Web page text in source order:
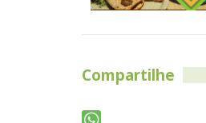
Compartilhe